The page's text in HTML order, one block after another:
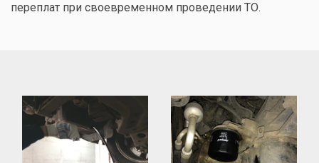
переплат при своевременном проведении ТО.